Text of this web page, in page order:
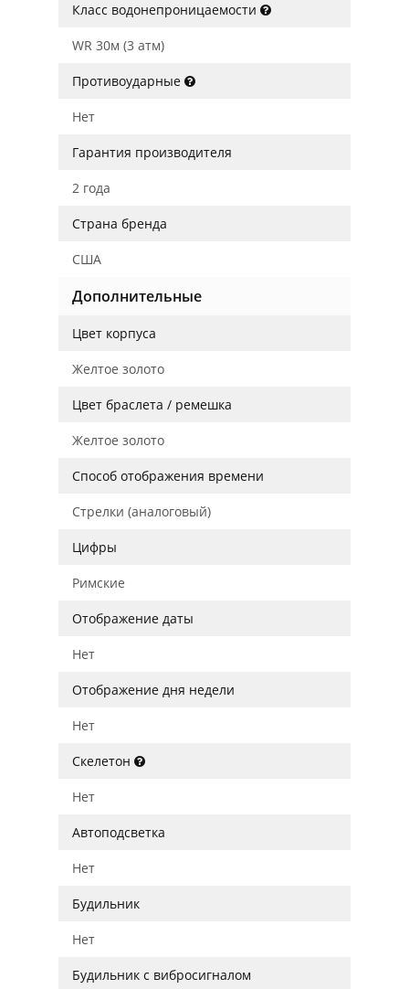
Класс водонепроницаемости
WR 30м (3 атм)
Противоударные
Нет
Гарантия производителя
2 года
Страна бренда
США
Дополнительные
Цвет корпуса
Желтое золото
Цвет браслета / ремешка
Желтое золото
Способ отображения времени
Стрелки (аналоговый)
Цифры
Римские
Отображение даты
Нет
Отображение дня недели
Нет
Скелетон
Нет
Автоподсветка
Нет
Будильник
Нет
Будильник с вибросигналом